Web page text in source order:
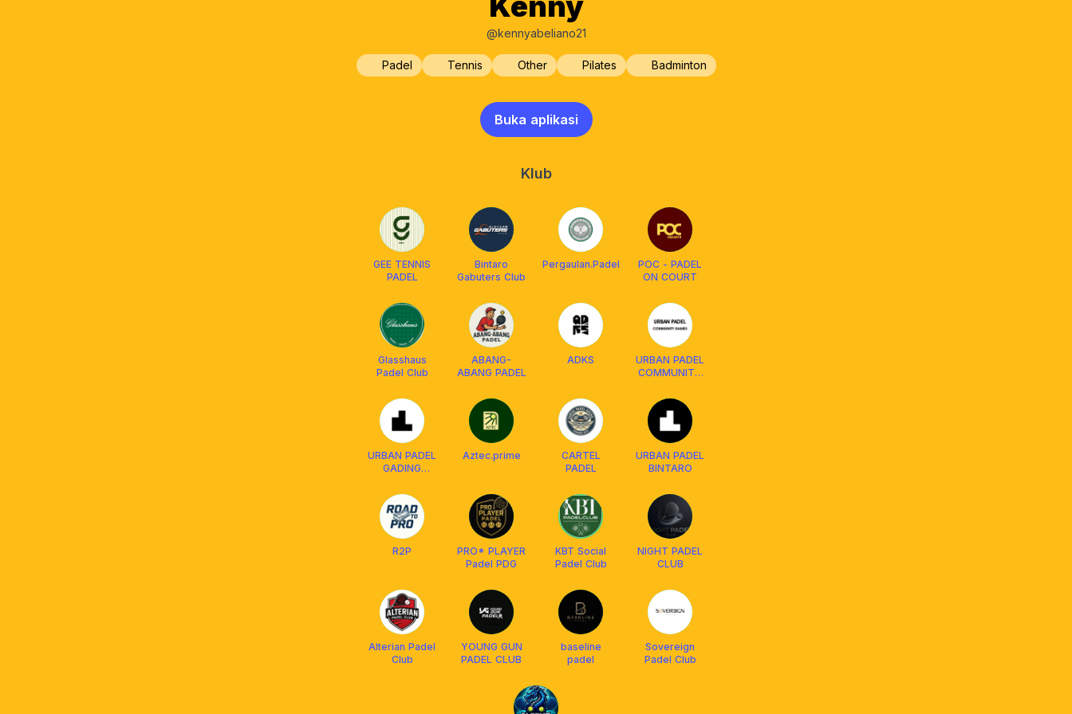
@kennyabeliano21
Padel Tennis Other Pilates Badminton
Buka aplikasi
Klub
GEE TENNIS
PADEL
Bintaro
Gabuters Club
Pergaulan.Padel
POC - PADEL
ON COURT
Glasshaus
Padel Club
ABANG-
ABANG PADEL
ADKS
URBAN PADEL
COMMUNITY
URBAN PADEL
GADING
Aztec.prime
CARTEL
PADEL
URBAN PADEL
BINTARO
R2P
PRO* PLAYER
Padel PDG
KBT Social
Padel Club
NIGHT PADEL
CLUB
Alterian Padel
Club
YOUNG GUN
PADEL CLUB
baseline
padel
Sovereign
Padel Club